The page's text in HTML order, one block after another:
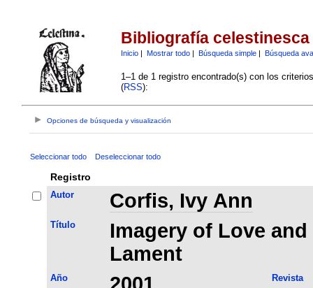
Bibliografía celestinesca
Inicio| Mostrar todo| Búsqueda simple| Búsqueda
1–1 de 1 registro encontrado(s) con los
(RSS):
Opciones de búsqueda y visualización
Seleccionar todo Deseleccionar todo
Registro
Autor Corfis, Ivy Ann
Título
Imagery of Love
Lament
Año Revista